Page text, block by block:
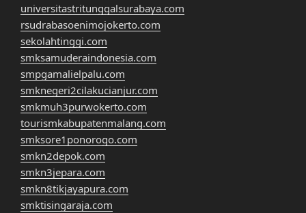
universitastritunggalsurabaya.com
rsudrabasoenimojokerto.com
sekolahtinggi.com
smksamuderaindonesia.com
smpgamalielpalu.com
smknegeri2cilakucianjur.com
smkmuh3purwokerto.com
tourismkabupatenmalang.com
smksore1ponorogo.com
smkn2depok.com
smkn3jepara.com
smkn8tikjayapura.com
smktisingaraja.com